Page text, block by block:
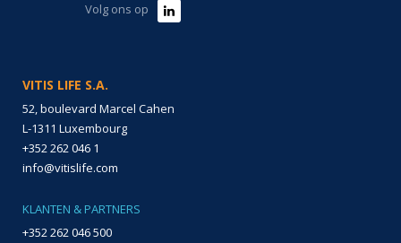
Volg ons op
VITIS LIFE S.A.
52, boulevard Marcel Cahen
L-1311 Luxembourg
+352 262 046 1
info@vitislife.com
KLANTEN & PARTNERS
+352 262 046 500